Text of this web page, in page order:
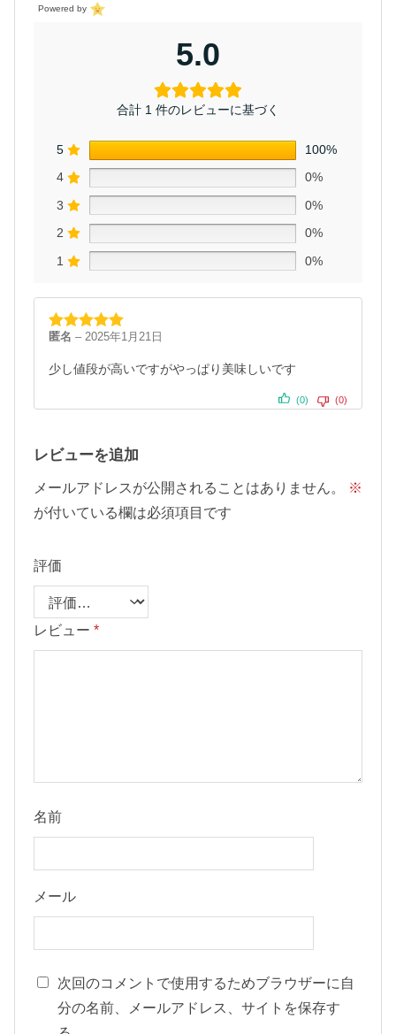
Powered by
5.0
合計 1 件のレビューに基づく
5
100%
4
0%
3
0%
2
0%
1
0%
5段階中5の
匿名 – 2025年1月21日
少し値段が高いですがやっぱり美味しいです
(0) (0)
レビューを追加
メールアドレスが公開されることはありません。
※
が付いている欄は必須項目です
評価
レビュー *
名前
メール
次回のコメントで使用するためブラウザーに自
分の名前、メールアドレス、サイトを保存す